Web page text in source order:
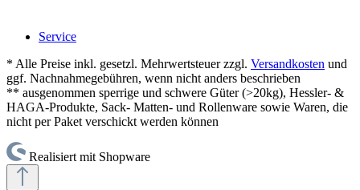
Service
* Alle Preise inkl. gesetzl. Mehrwertsteuer zzgl. Versandkosten und
ggf. Nachnahmegebühren, wenn nicht anders beschrieben
** ausgenommen sperrige und schwere Güter (>20kg), Hessler- &
HAGA-Produkte, Sack- Matten- und Rollenware sowie Waren, die
nicht per Paket verschickt werden können
Realisiert mit Shopware